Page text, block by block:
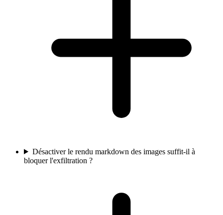
Désactiver le rendu markdown des images suffit-il à
bloquer l'exfiltration ?